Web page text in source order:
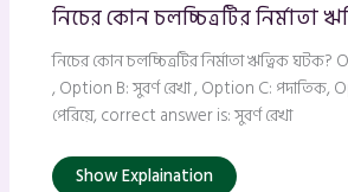
নিচের কোন চলচ্চিত্রটির নির্মাতা
নিচের কোন চলচ্চিত্রটির নির্মাতা ঋত্বিক
, Option B: সুবর্ণ রেখা , Option C: পদাতিক,
পেরিয়ে, correct answer is: সুবর্ণ রেখা
Show Explaination